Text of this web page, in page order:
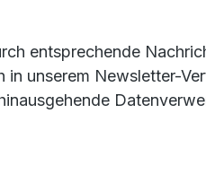
entsprechende
unserem Newsletter-